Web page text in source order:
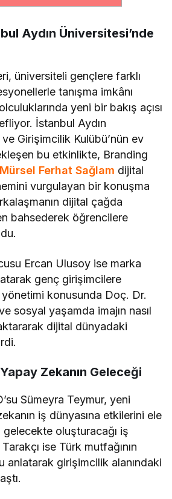
Aydın Üniversitesi’nde
üniversiteli gençlere farklı
tanışma imkânı
yeni bir bakış açısı
İstanbul Aydın
Girişimcilik Kulübü’nün ev
bu etkinlikte, Branding
Mürsel Ferhat Sağlam dijital
vurgulayan bir konuşma
dijital çağda
bahsederek öğrencilere
Ercan Ulusoy ise marka
genç girişimcilere
konusunda Doç. Dr.
sosyal yaşamda imajın nasıl
dijital dünyadaki
Zekanın Geleceği
Sümeyra Teymur, yeni
iş dünyasına etkilerini ele
oluşturacağı iş
Tarakçı ise Türk mutfağının
anlatarak girişimcilik alanındaki